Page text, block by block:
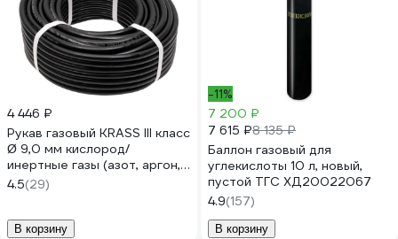
4 446 ₽
Рукав газовый KRASS III класс
Ø 9,0 мм кислород/
инертные газы (азот, аргон,
воздух, углекислый газ и т.д.)
(черный, бухта 40м);
4.5(29)
В корзину
-11%
7 200 ₽
7 615 ₽8 135 ₽
Баллон газовый для
углекислоты 10 л, новый,
пустой ТГС ХД20022067
4.9(157)
В корзину